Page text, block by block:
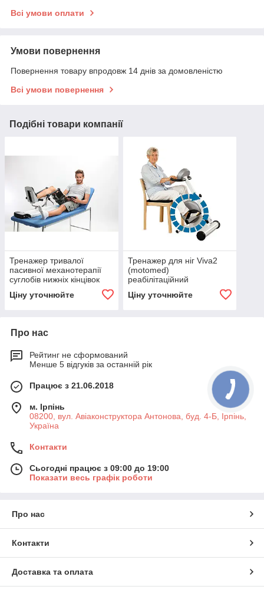
Всі умови оплати
Умови повернення
Повернення товару впродовж 14 днів за домовленістю
Всі умови повернення
Подібні товари компанії
Тренажер тривалої
пасивної механотерапії
суглобів нижніх кінцівок
Ціну уточнюйте
Тренажер для ніг Viva2
(motomed)
реабілітаційний
Ціну уточнюйте
Про нас
Рейтинг не сформований
Менше 5 відгуків за останній рік
Працює з 21.06.2018
м. Ірпінь
08200, вул. Авіаконструктора Антонова, буд. 4-Б, Ірпінь,
Україна
Контакти
Сьогодні працює з 09:00 до 19:00
Показати весь графік роботи
Про нас
Контакти
Доставка та оплата